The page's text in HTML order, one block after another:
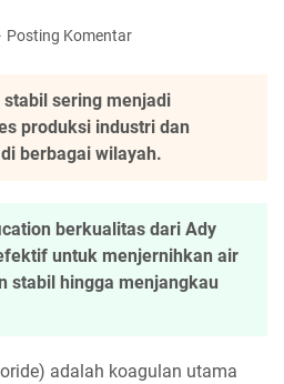
Posting Komentar
sering menjadi
produksi industri dan
berbagai wilayah.
berkualitas dari Ady
untuk menjernihkan air
stabil hingga menjangkau
adalah koagulan utama